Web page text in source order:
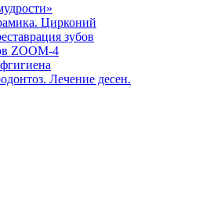
Цирконий
зубов
ZOOM-4
Лечение десен.